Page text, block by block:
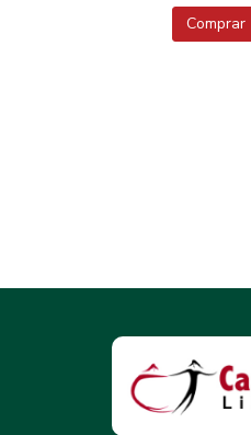
Comprar